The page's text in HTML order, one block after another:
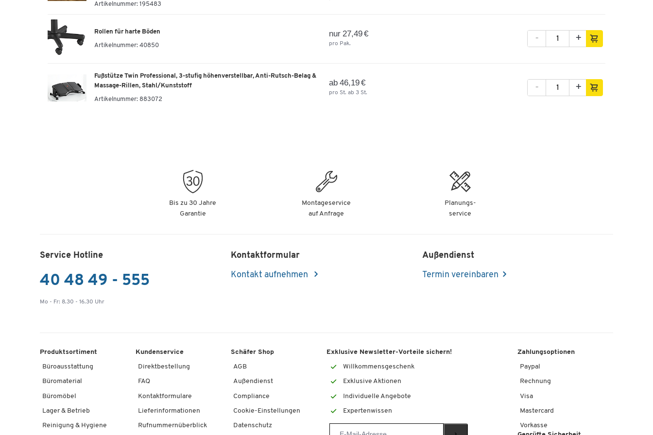
kleine Abweichungen der Stoffstruktur und Farbe
möglich. Selbstverständlich erhalten Sie weiterhin die
Artikelnummer: 195483
Rollen für harte Böden
Artikelnummer: 40850
nur 27,49 €
pro Pak.
- +
Fußstütze Twin Professional, 3-stufig höhenverstellbar, Anti-Rutsch-Belag &
Massage-Rillen, Stahl/Kunststoff
Artikelnummer: 883072
ab 46,19 €
pro St. ab 3 St.
- +
Bis zu 30 Jahre
Garantie
Montageservice
auf Anfrage
Planungs-
service
Service Hotline
40 48 49 - 555
Mo - Fr: 8.30 - 16.30 Uhr
Kontaktformular
Kontakt aufnehmen
Außendienst
Termin vereinbaren
Produktsortiment
Büroausstattung
Büromaterial
Büromöbel
Lager & Betrieb
Reinigung & Hygiene
Kundenservice
Direktbestellung
FAQ
Kontaktformulare
Lieferinformationen
Rufnummernüberblick
Schäfer Shop
AGB
Außendienst
Compliance
Cookie-Einstellungen
Datenschutz
Exklusive Newsletter-Vorteile sichern!
Willkommensgeschenk
Exklusive Aktionen
Individuelle Angebote
Expertenwissen
Zahlungsoptionen
Paypal
Rechnung
Visa
Mastercard
Vorkasse